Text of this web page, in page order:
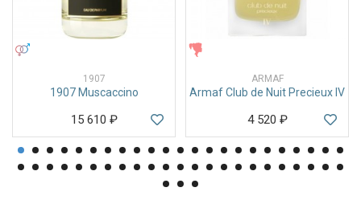
1907
1907 Muscaccino
15 610 ₽
ARMAF
Armaf Club de Nuit Precieux IV
4 520 ₽